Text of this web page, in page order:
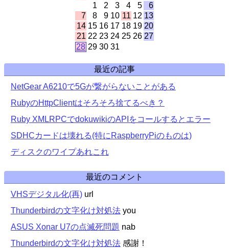
1
2 3 4 5
6
7
8 9 10 11 12 13
14 15 16 17 18 19 20
21 22 23 24 25 26 27
28 29 30 31
最近の記事
NetGear A6210で5Gが繋がらないことがある
RubyのHttpClientはそろそろ捨てるべき？
Ruby XMLRPCでdokuwikiのAPIをコールするとエラー
SDHCカードは壊れる(特にRaspberryPiのものは)
ディスクのワイプあれこれ
最近のコメント
VHSデジタル化(再) url
Thunderbirdの文字化け対処法 you
ASUS Xonar U7の点滅死問題 nab
Thunderbirdの文字化け対処法 感謝！